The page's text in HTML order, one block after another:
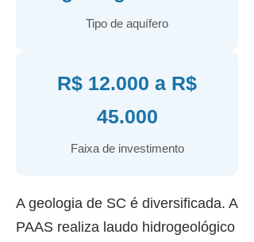
Tipo de aquífero
R$ 12.000 a R$
45.000
Faixa de investimento
A geologia de SC é diversificada. A
PAAS realiza laudo hidrogeológico